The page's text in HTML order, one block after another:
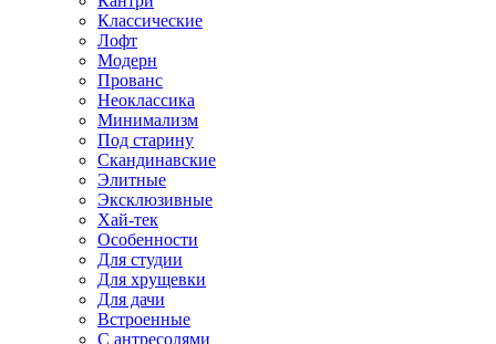
Классические
Лофт
Модерн
Прованс
Неоклассика
Минимализм
Под старину
Скандинавские
Элитные
Эксклюзивные
Хай-тек
Особенности
Для студии
Для хрущевки
Для дачи
Встроенные
С антресолями